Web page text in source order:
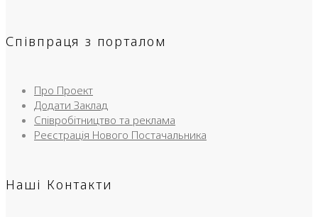
Співпраця з порталом
Про Проект
Додати Заклад
Співробітництво та реклама
Реєстрація Нового Постачальника
Наші Контакти